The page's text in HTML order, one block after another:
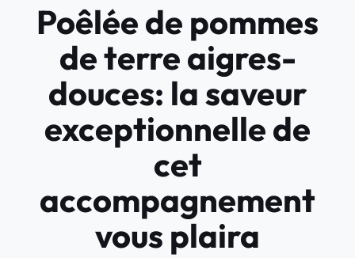
Poêlée de pommes
de terre aigres-
douces: la saveur
exceptionnelle de
cet
accompagnement
vous plaira